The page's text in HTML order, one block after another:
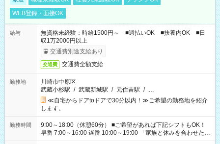
WEB登録・面接OK
給与
無資格未経験：時給1500円～ ■週払いOK ■扶養内OK ■日
収1万2000円以上
交通費別途支給あり
交通費 交通費全額支給
勤務地
川崎市中原区
武蔵小杉駅 / 武蔵新城駅 / 元住吉駅 / …
≪自宅からドアtoドアで30分以内！≫ご希望の勤務地を紹介
します。
勤務時間
9:00～18:00（休憩60分） ■ご希望があれば下記シフトもOK！
早番 7:00～16:00 遅番 10:00～19:00 「家族と休みを合わせた
い」 「余裕を持って夕飯の準備がしたい」 「できれば残業はし